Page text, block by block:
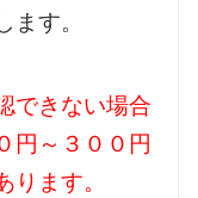
ます。
できない場合
円～３００円
ます。